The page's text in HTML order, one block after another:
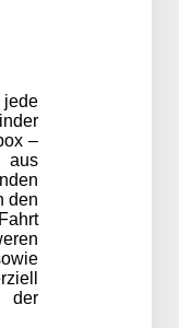
–
aus
den
der